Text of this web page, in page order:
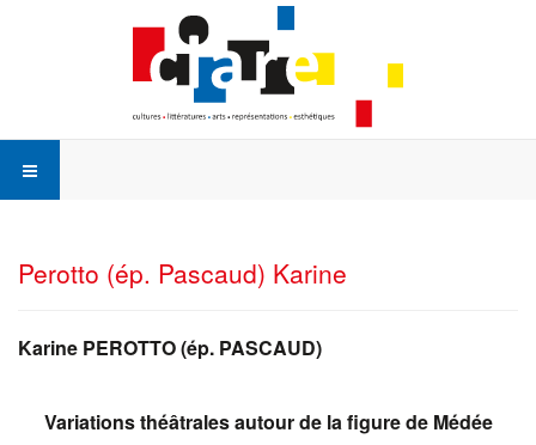
Perotto (ép. Pascaud) Karine
Karine PEROTTO (ép. PASCAUD)
Variations théâtrales autour de la figure de Médée